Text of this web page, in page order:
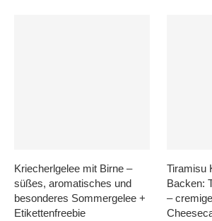
Kriecherlgelee mit Birne –
süßes, aromatisches und
besonderes Sommergelee +
Etikettenfreebie
Tiramisu
Backen:
–